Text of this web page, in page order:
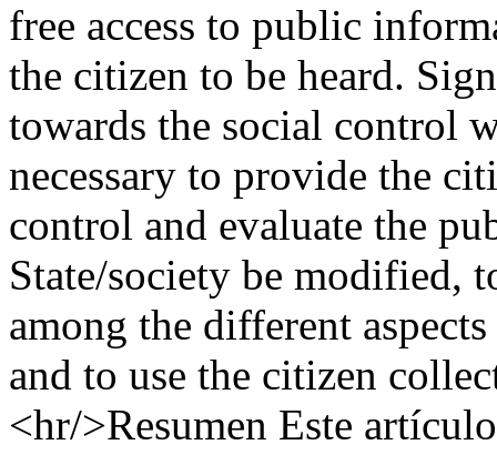
free access to public
the citizen to be heard.
towards the social control
necessary to provide the
control and evaluate the
State/society be modified,
among the different
and to use the citizen
<hr/>Resumen Este